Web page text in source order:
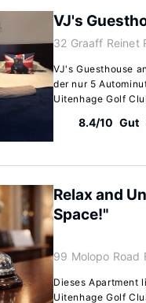
VJ's
32 Graaff Reinet
VJ's Guesthouse
der nur 5
Uitenhage Golf
8.4/10 Gut
Relax and
Space!"
99 Molopo Road
Dieses Apartment
Uitenhage Golf